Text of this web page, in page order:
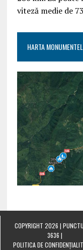
viteză medie de
HARTA
COPYRIGHT 2026 |
3636 |
POLITICA DE